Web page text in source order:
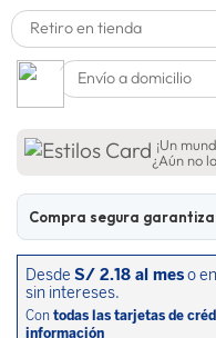
10. lavadora
Retiro en tienda
Envío a domicilio
¡Un
¿Aún no
Compra segura